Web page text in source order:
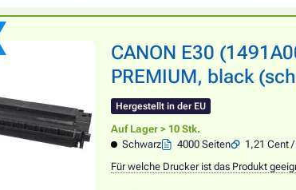
CANON E30
PREMIUM, black
Hergestellt in der EU
Auf Lager > 10 Stk.
Schwarz
4000 Seiten 1,21 Cent
Für welche Drucker ist das Produkt